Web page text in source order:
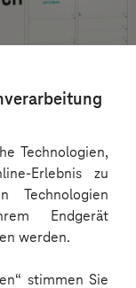
Technologien,
Erlebnis zu
Technologien
Endgerät
werden.
stimmen Sie